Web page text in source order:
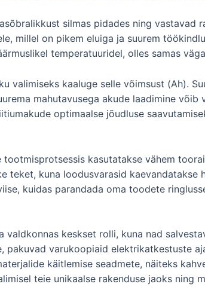
silmas pidades ning vastavad
millel on pikem eluiga ja suurem
temperatuuridel, olles samas
valimiseks kaaluge selle võimsust (Ah).
mahutavusega akude laadimine
optimaalse jõudluse
kasutatakse vähem
teket, kuna loodusvarasid kaevandatakse
kuidas parandada oma toodete
keskset rolli, kuna nad
pakuvad varukoopiaid elektrikatkestuste
käitlemise seadmete, näiteks
teie unikaalse rakenduse jaoks ning